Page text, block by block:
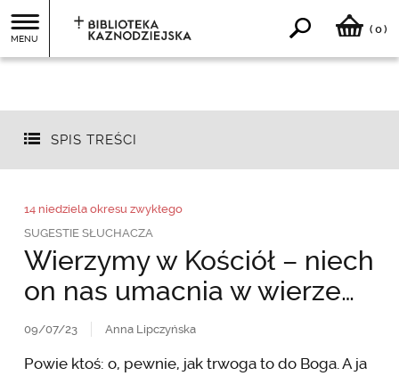
MENU
( 0)
SPIS TREŚCI
14 niedziela okresu zwykłego
SUGESTIE SŁUCHACZA
Wierzymy w Kościół – niech
on nas umacnia w wierze…
09/07/23 Anna Lipczyńska
Powie ktoś: o, pewnie, jak trwoga to do Boga. A ja